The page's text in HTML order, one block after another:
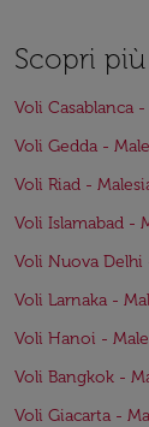
Scopri
Voli Casablanca
Voli Gedda -
Voli Riad -
Voli Islamabad -
Voli Nuova Delhi
Voli Larnaka -
Voli Hanoi -
Voli Bangkok -
Voli Giacarta -